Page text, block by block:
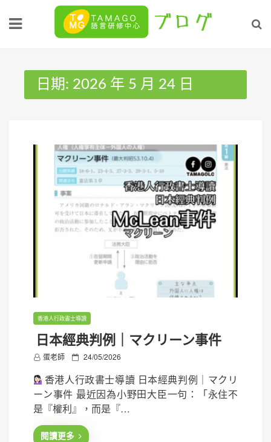
日期: 2026 年 5 月 24 日
香港人行政書士導讀
日本經典判例｜マクリーン事件
蛋老師
P
s
t
d
24/05/2026
香港人行政書士導讀 日本經典判例｜マクリ
ーン事件 最近因為小野田大臣一句：「永住不
是『權利』，而是『…
閱讀更多